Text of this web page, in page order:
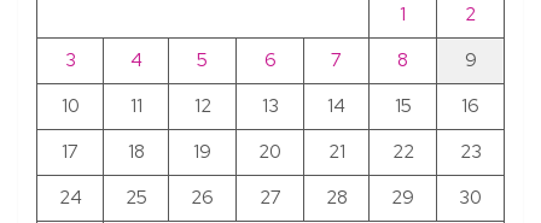
1
2
3
4 5 6 7 8
9
10
11 12 13 14 15
16
17
18 19 20 21 22
23
24
25 26 27 28 29
30